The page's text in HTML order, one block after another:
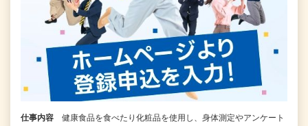
仕事内容
健康食品を食べたり化粧品を使用し、身体測定やアンケート